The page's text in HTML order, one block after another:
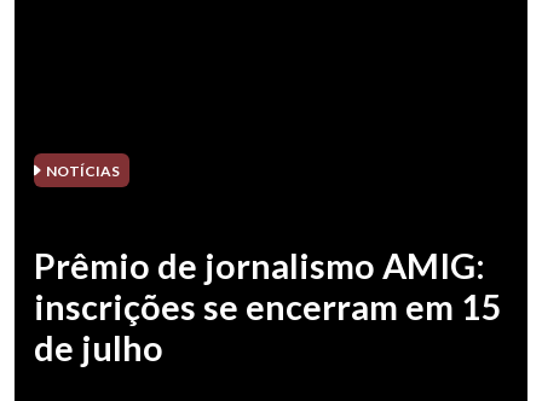
NOTÍCIAS
Prêmio de jornalismo AMIG:
inscrições se encerram em 15
de julho